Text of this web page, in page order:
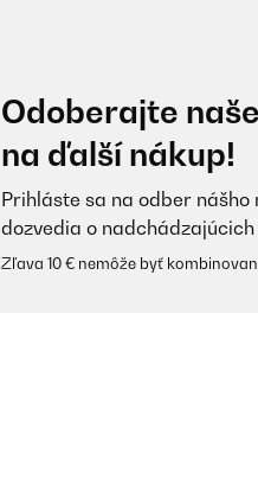
Odoberajte
na ďalší nákup!
Prihláste sa na odber
dozvedia o
Zľava 10 € nemôže byť